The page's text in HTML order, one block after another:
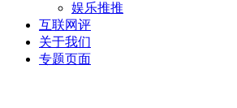
娱乐推推
互联网评
关于我们
专题页面